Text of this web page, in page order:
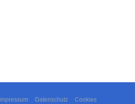
Impressum Datenschutz Cookies